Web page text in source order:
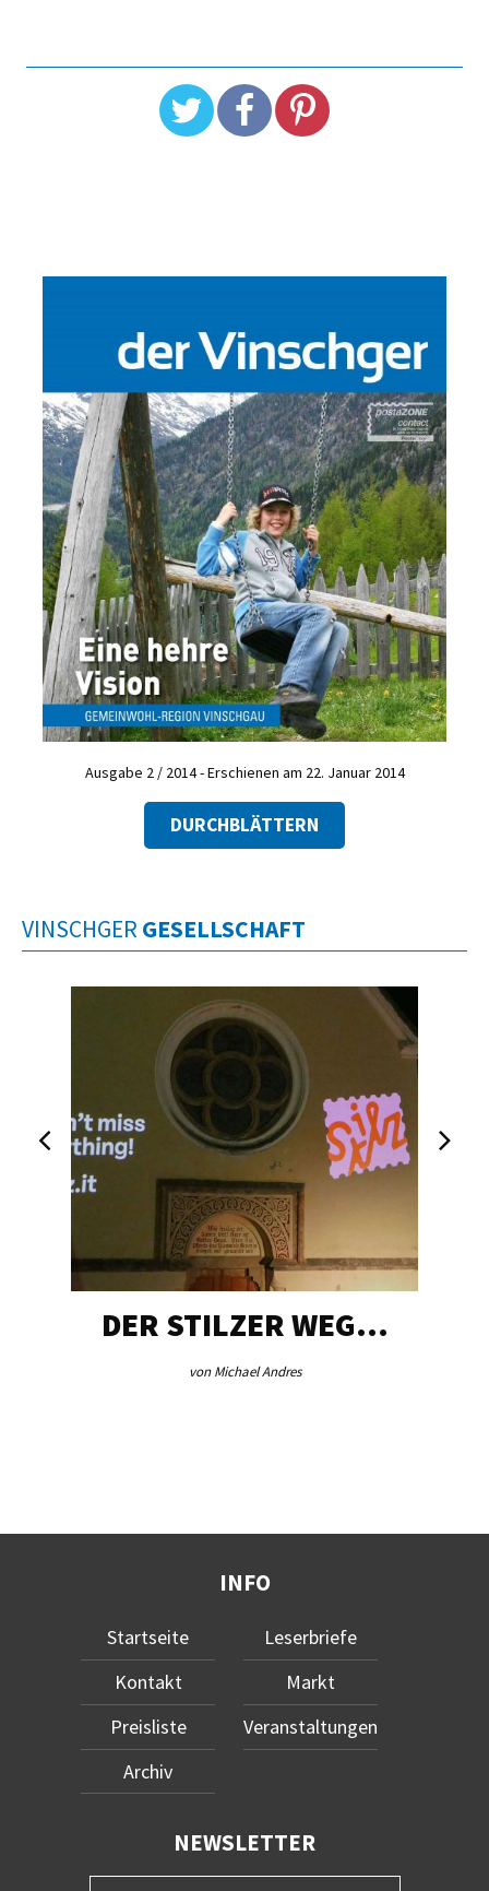
Ausgabe 2 / 2014 - Erschienen am 22. Januar 2014
DURCHBLÄTTERN
VINSCHGER GESELLSCHAFT
DER STILZER WEG…
von Michael Andres
INFO
Startseite
Kontakt
Preisliste
Archiv
Leserbriefe
Markt
Veranstaltungen
NEWSLETTER